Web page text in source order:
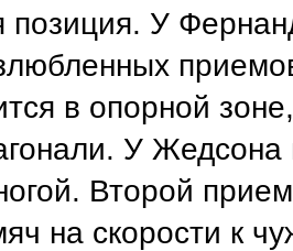
У
в опорной
У Жедсона
Второй
на скорости к